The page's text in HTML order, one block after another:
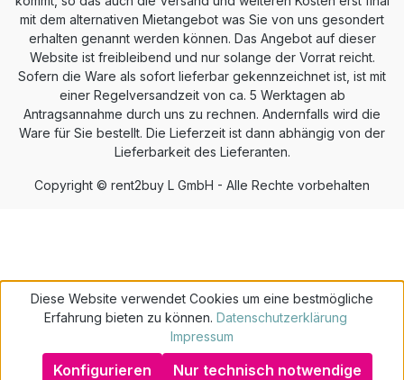
mit dem alternativen Mietangebot was Sie von uns gesondert
erhalten genannt werden können. Das Angebot auf dieser
Website ist freibleibend und nur solange der Vorrat reicht.
Sofern die Ware als sofort lieferbar gekennzeichnet ist, ist mit
einer Regelversandzeit von ca. 5 Werktagen ab
Antragsannahme durch uns zu rechnen. Andernfalls wird die
Ware für Sie bestellt. Die Lieferzeit ist dann abhängig von der
Lieferbarkeit des Lieferanten.
Copyright © rent2buy L GmbH - Alle Rechte vorbehalten
Diese Website verwendet Cookies um eine bestmögliche
Erfahrung bieten zu können. Datenschutzerklärung
Impressum
Nur technisch notwendige
Konfigurieren